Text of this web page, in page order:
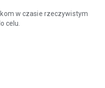
w czasie rzeczywistym
celu.